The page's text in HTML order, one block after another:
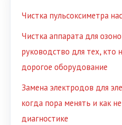
Чистка пульсоксиметра
Чистка аппарата для
руководство для тех, кто
дорогое оборудование
Замена электродов для
когда пора менять и как
диагностике